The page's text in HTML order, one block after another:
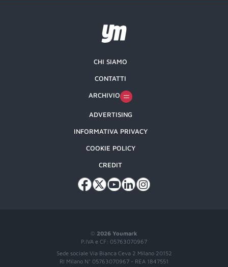
© 2026 Youmark
P.IVA e CF: 05763070967
Sede sociale Via Bianca Ceva 2 Milano 20152
RI Milano N° 05763070967 - REA 1847551
CHI SIAMO
CONTATTI
ARCHIVIO
ADVERTISING
INFORMATIVA PRIVACY
COOKIE POLICY
CREDIT